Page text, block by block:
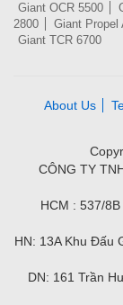
Giant OCR 5500
2800
Giant Propel
Giant TCR 6700
About Us
CÔNG TY
HCM : 537/
HN: 13A Khu Đấu
DN: 161 Trần